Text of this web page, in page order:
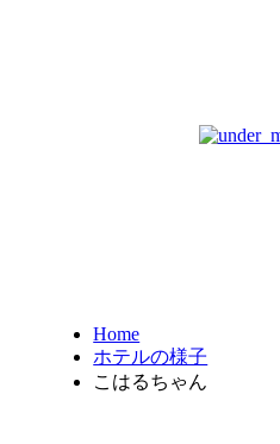
Home
ホテルの様子
こはるちゃん